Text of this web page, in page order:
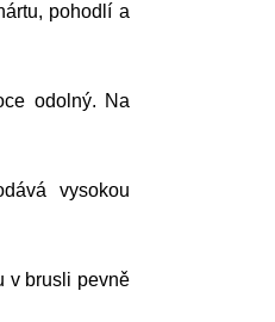
pohodlí a
odolný. Na
vysokou
v brusli pevně